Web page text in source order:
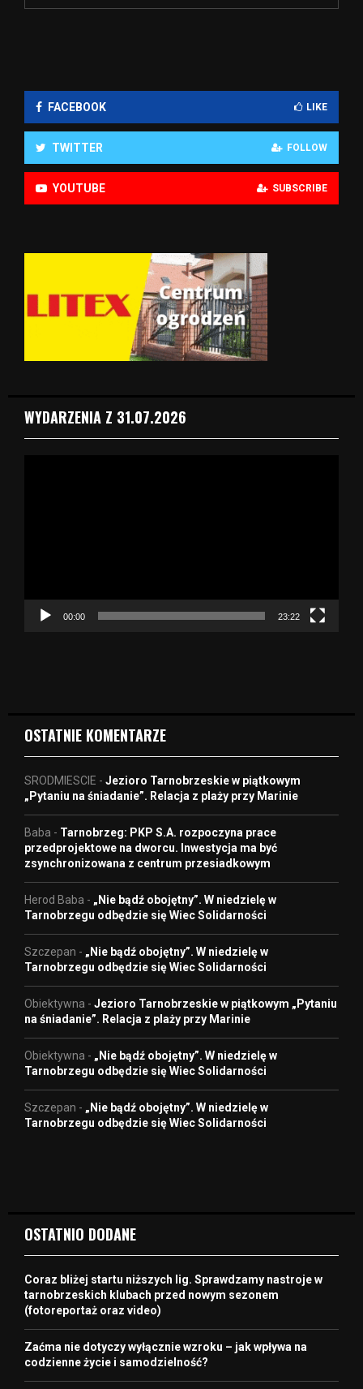
FACEBOOK LIKE
TWITTER FOLLOW
YOUTUBE SUBSCRIBE
WYDARZENIA Z 31.07.2026
c
00:00 23:22
OSTATNIE KOMENTARZE
SRODMIESCIE - Jezioro Tarnobrzeskie w piątkowym
„Pytaniu na śniadanie”. Relacja z plaży przy Marinie
Baba - Tarnobrzeg: PKP S.A. rozpoczyna prace
przedprojektowe na dworcu. Inwestycja ma być
zsynchronizowana z centrum przesiadkowym
Herod Baba - „Nie bądź obojętny”. W niedzielę w
Tarnobrzegu odbędzie się Wiec Solidarności
Szczepan - „Nie bądź obojętny”. W niedzielę w
Tarnobrzegu odbędzie się Wiec Solidarności
Obiektywna - Jezioro Tarnobrzeskie w piątkowym „Pytaniu
na śniadanie”. Relacja z plaży przy Marinie
Obiektywna - „Nie bądź obojętny”. W niedzielę w
Tarnobrzegu odbędzie się Wiec Solidarności
Szczepan - „Nie bądź obojętny”. W niedzielę w
Tarnobrzegu odbędzie się Wiec Solidarności
OSTATNIO DODANE
Coraz bliżej startu niższych lig. Sprawdzamy nastroje w
tarnobrzeskich klubach przed nowym sezonem
(fotoreportaż oraz video)
Zaćma nie dotyczy wyłącznie wzroku – jak wpływa na
codzienne życie i samodzielność?